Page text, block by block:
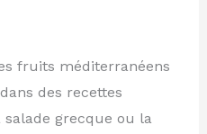
fruits méditerranéens
des recettes
grecque ou la